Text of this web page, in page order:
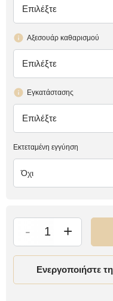
έλλειψη
Επιλέξτε
Αξεσουάρ καθαρισμού
έλλειψη
Επιλέξτε
Εγκατάστασης
έλλειψη
Επιλέξτε
Εκτεταμένη εγγύηση
Όχι
- +